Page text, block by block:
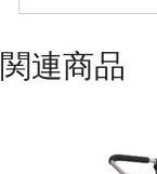
関連商品